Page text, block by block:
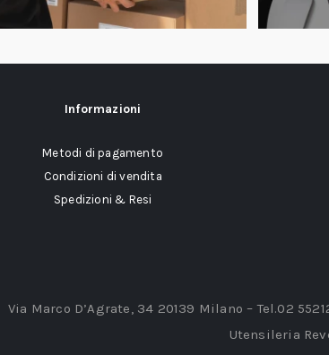
Informazioni
Metodi di pagamento
Condizioni di vendita
Spedizioni & Resi
Via Marco D’Agrate, 34 20139 Milano – Tel.02
Utensileria